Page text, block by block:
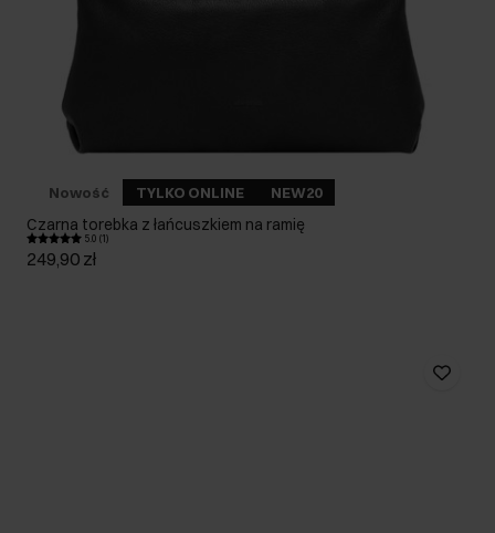
Nowość TYLKO ONLINE NEW20
Czarna torebka z łańcuszkiem na ramię
5.0 (1)
249,90 zł